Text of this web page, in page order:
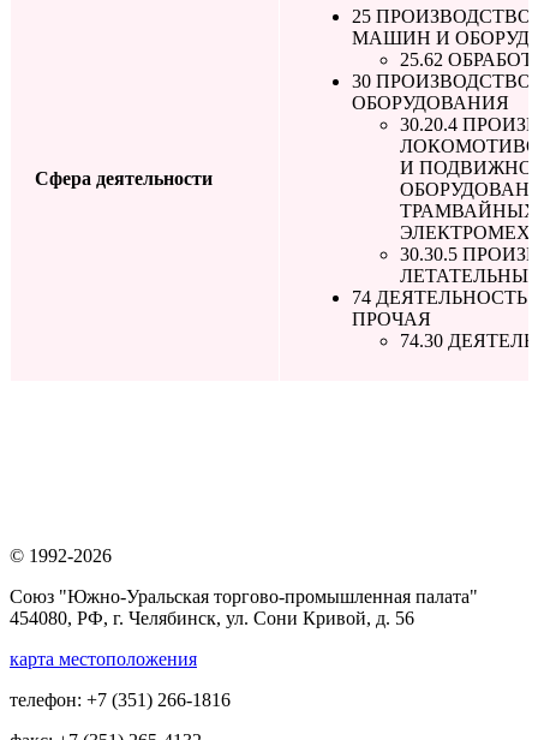
Сфера деятельности
25
МАШИН И
25.62
30
ОБОРУДОВАНИЯ
30.20.4
И
30.30.5
74
ПРОЧАЯ
74.30
© 1992-2026
Союз "Южно-Уральская торгово-промышленная палата"
454080, РФ, г. Челябинск, ул. Сони Кривой, д. 56
карта местоположения
телефон: +7 (351) 266-1816